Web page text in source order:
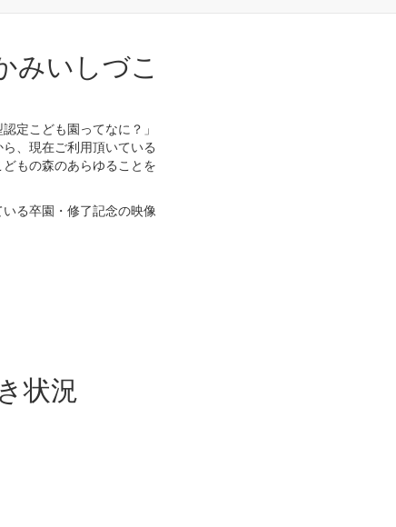
みいしづこ
定こども園ってなに？」
、現在ご利用頂いている
もの森のあらゆることを
る卒園・修了記念の映像
状況